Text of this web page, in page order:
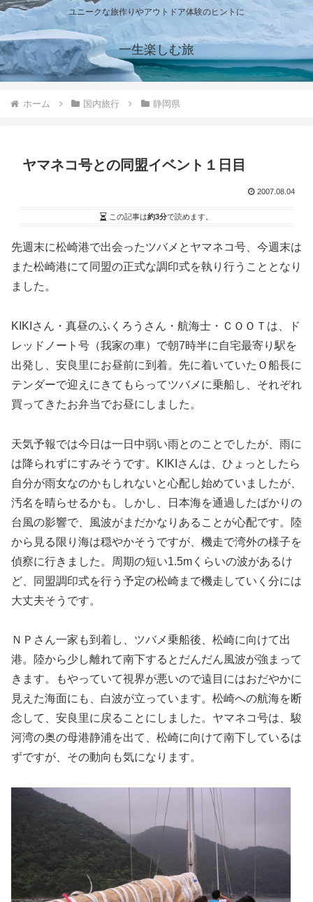
ユニークな旅作りやアウトドア体験のヒントに
一生楽しむ旅
ホーム 国内旅行 静岡県
ヤマネコ号との同盟イベント１日目
2007.08.04
この記事は約3分で読めます。
先週末に松崎港で出会ったツバメとヤマネコ号、今週末は
また松崎港にて同盟の正式な調印式を執り行うこととなり
ました。
KIKIさん・真昼のふくろうさん・航海士・ＣＯＯＴは、ド
レッドノート号（我家の車）で朝7時半に自宅最寄り駅を
出発し、安良里にお昼前に到着。先に着いていたＯ船長に
テンダーで迎えにきてもらってツバメに乗船し、それぞれ
買ってきたお弁当でお昼にしました。
天気予報では今日は一日中弱い雨とのことでしたが、雨に
は降られずにすみそうです。KIKIさんは、ひょっとしたら
自分が雨女なのかもしれないと心配し始めていましたが、
汚名を晴らせるかも。しかし、日本海を通過したばかりの
台風の影響で、風波がまだかなりあることが心配です。陸
から見る限り海は穏やかそうですが、機走で湾外の様子を
偵察に行きました。周期の短い1.5mくらいの波があるけ
ど、同盟調印式を行う予定の松崎まで機走していく分には
大丈夫そうです。
ＮＰさん一家も到着し、ツバメ乗船後、松崎に向けて出
港。陸から少し離れて南下するとだんだん風波が強まって
きます。もやっていて視界が悪いので遠目にはおだやかに
見えた海面にも、白波が立っています。松崎への航海を断
念して、安良里に戻ることにしました。ヤマネコ号は、駿
河湾の奥の母港静浦を出て、松崎に向けて南下しているは
ずですが、その動向も気になります。